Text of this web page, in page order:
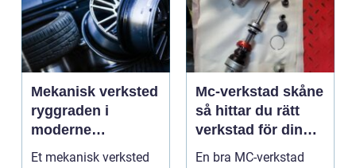
Mekanisk verksted
ryggraden i
moderne
maskinpark
Et mekanisk verksted
Mc-verkstad skåne
så hittar du rätt
verkstad för din
motorcykel
En bra MC-verkstad